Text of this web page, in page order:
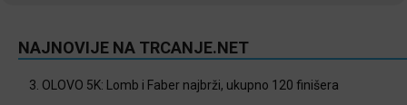
NAJNOVIJE NA TRCANJE.NET
3. OLOVO 5K: Lomb i Faber najbrži, ukupno 120 finišera